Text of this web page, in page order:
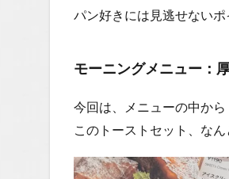
パン好きには見逃せないポ
モーニングメニュー：
今回は、メニューの中から
このトーストセット、な